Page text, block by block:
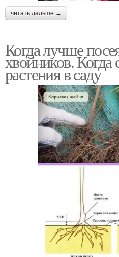
читать дальше →
Когда лучше
хвойников.
растения в саду